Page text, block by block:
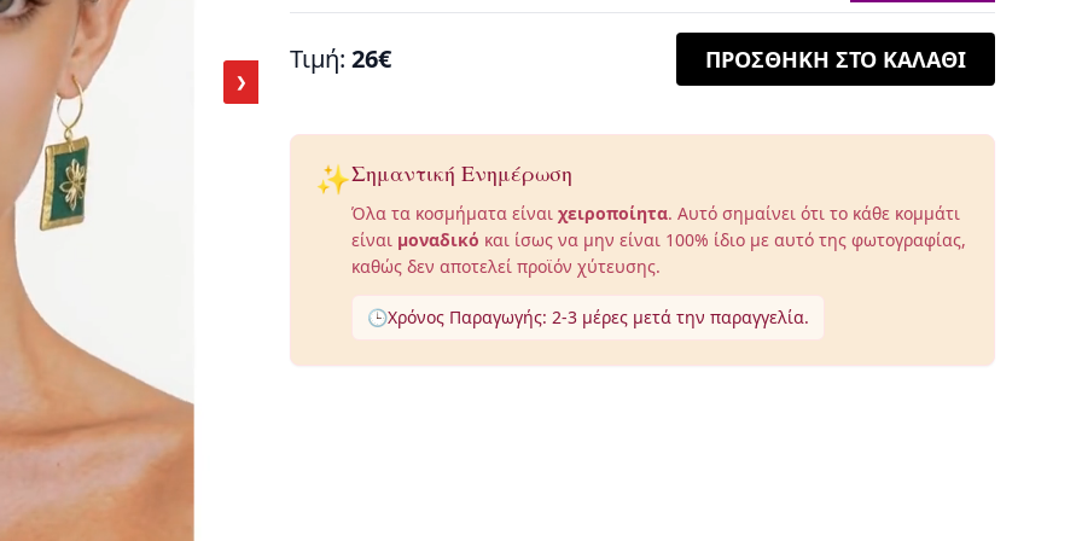
❯
Τιμή: 26€ ΠΡΟΣΘΗΚΗ ΣΤΟ ΚΑΛΑΘΙ
✨Σημαντική Ενημέρωση
Όλα τα κοσμήματα είναι χειροποίητα. Αυτό σημαίνει ότι το κάθε κομμάτι
είναι μοναδικό και ίσως να μην είναι 100% ίδιο με αυτό της φωτογραφίας,
καθώς δεν αποτελεί προϊόν χύτευσης.
🕒Χρόνος Παραγωγής: 2-3 μέρες μετά την παραγγελία.